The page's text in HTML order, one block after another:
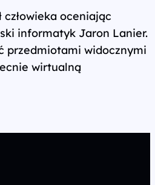
oceniając
informatyk Jaron Lanier.
przedmiotami widocznymi
wirtualną